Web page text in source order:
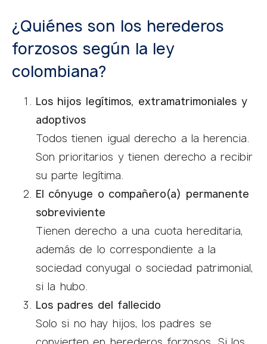
¿Quiénes son los herederos
forzosos según la ley
colombiana?
Los hijos legítimos, extramatrimoniales y
adoptivos
Todos tienen igual derecho a la herencia.
Son prioritarios y tienen derecho a recibir
su parte legítima.
El cónyuge o compañero(a) permanente
sobreviviente
Tienen derecho a una cuota hereditaria,
además de lo correspondiente a la
sociedad conyugal o sociedad patrimonial,
si la hubo.
Los padres del fallecido
Solo si no hay hijos, los padres se